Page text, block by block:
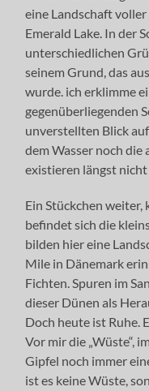
eine Landschaft
Emerald Lake. In der
unterschiedlichen
seinem Grund, das
wurde. ich erklimme
gegenüberliegenden
unverstellten Blick
dem Wasser noch die
existieren längst nicht
Ein Stückchen
befindet sich die
bilden hier eine
Mile in Dänemark
Fichten. Spuren im
dieser Dünen als
Doch heute ist Ruhe.
Vor mir die „Wüste“,
Gipfel noch immer
ist es keine Wüste,